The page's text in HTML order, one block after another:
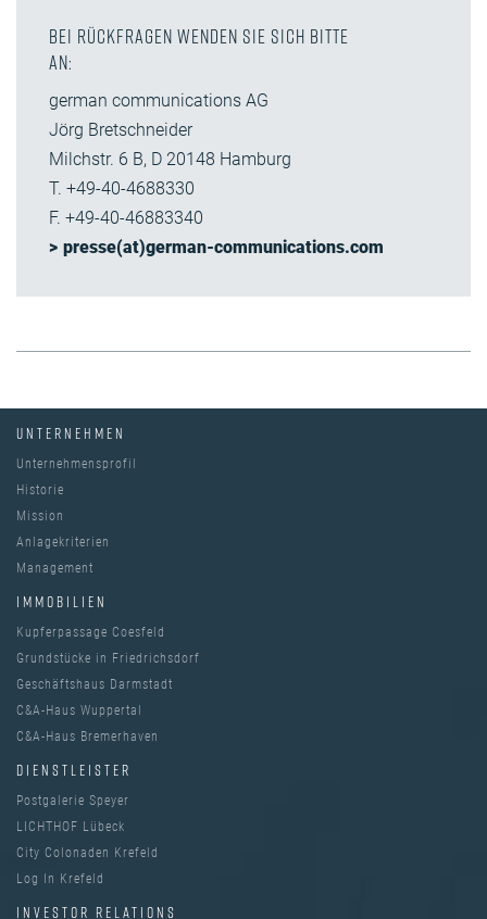
Bei Rückfragen wenden Sie sich bitte
an:
german communications AG
Jörg Bretschneider
Milchstr. 6 B, D 20148 Hamburg
T. +49-40-4688330
F. +49-40-46883340
presse(at)german-communications.com
UNTERNEHMEN
Unternehmensprofil
Historie
Mission
Anlagekriterien
Management
IMMOBILIEN
Kupferpassage Coesfeld
Grundstücke in Friedrichsdorf
Geschäftshaus Darmstadt
C&A-Haus Wuppertal
C&A-Haus Bremerhaven
DIENSTLEISTER
Postgalerie Speyer
LICHTHOF Lübeck
City Colonaden Krefeld
Log In Krefeld
INVESTOR RELATIONS